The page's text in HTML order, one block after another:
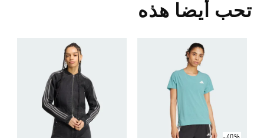
تحب أيضا هذه
Price Reduced From